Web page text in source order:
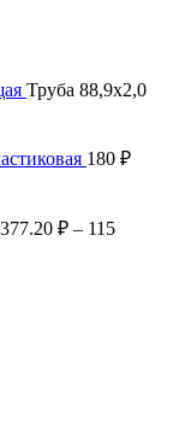
Труба 88,9х2,0
180 ₽
377.20 ₽ – 115